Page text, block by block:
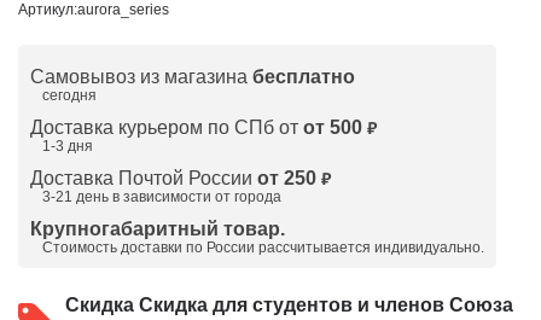
Артикул:aurora_series
Самовывоз из магазина бесплатно
сегодня
Доставка курьером по СПб от от 500 ₽
1-3 дня
Доставка Почтой России от 250 ₽
3-21 день в зависимости от города
Крупногабаритный товар.
Стоимость доставки по России рассчитывается индивидуально.
Скидка Скидка для студентов и членов Союза